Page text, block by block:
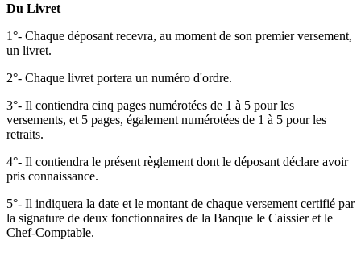
Du Livret
1°- Chaque déposant recevra, au moment de son premier versement,
un livret.
2°- Chaque livret portera un numéro d'ordre.
3°- Il contiendra cinq pages numérotées de 1 à 5 pour les
versements, et 5 pages, également numérotées de 1 à 5 pour les
retraits.
4°- Il contiendra le présent règlement dont le déposant déclare avoir
pris connaissance.
5°- Il indiquera la date et le montant de chaque versement certifié par
la signature de deux fonctionnaires de la Banque le Caissier et le
Chef-Comptable.